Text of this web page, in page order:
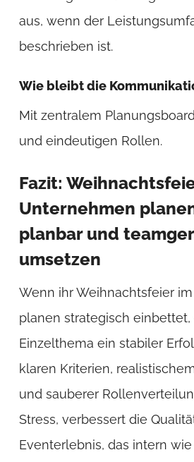
aus, wenn der
beschrieben ist.
Wie bleibt die
Mit zentralem
und eindeutigen Rollen.
Fazit:
Unternehmen
planbar und
umsetzen
Wenn ihr Weihnachtsfeier
planen strategisch
Einzelthema ein stabiler
klaren Kriterien,
und sauberer
Stress, verbessert die
Eventerlebnis, das intern